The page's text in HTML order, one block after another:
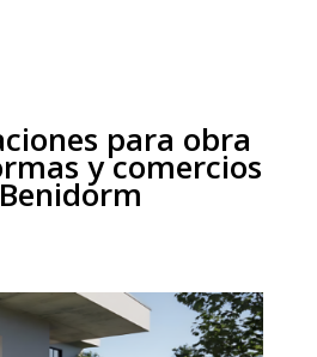
para obra
y comercios